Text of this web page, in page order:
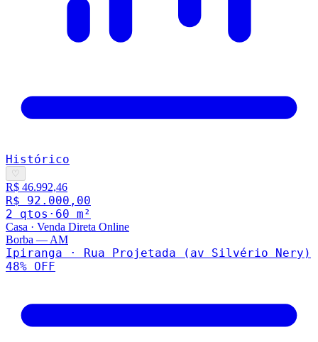
Histórico
♡
R$ 46.992,46
R$ 92.000,00
2 qtos · 60 m²
Casa · Venda Direta Online
Borba — AM
Ipiranga · Rua Projetada (av Silvério Nery)
48% OFF